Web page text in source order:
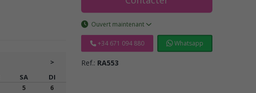
>
SA DI
5
6
Ouvert maintenant
+34 671 094 880 Whatsapp
Ref.: RA553